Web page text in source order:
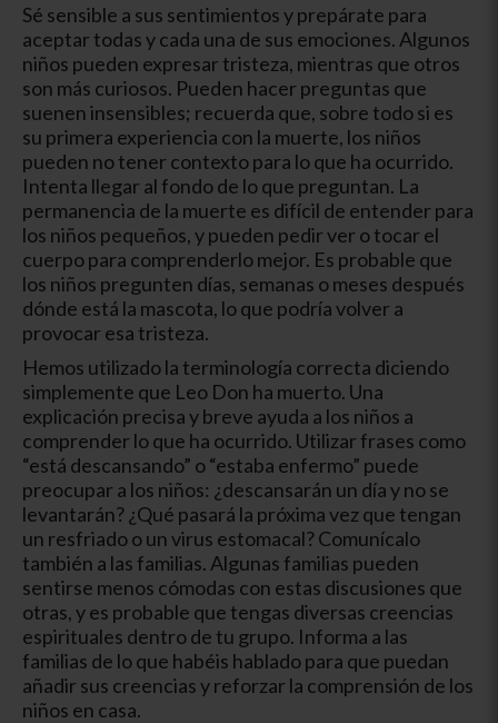
Sé sensible a sus sentimientos y prepárate para
aceptar todas y cada una de sus emociones. Algunos
niños pueden expresar tristeza, mientras que otros
son más curiosos. Pueden hacer preguntas que
suenen insensibles; recuerda que, sobre todo si es
su primera experiencia con la muerte, los niños
pueden no tener contexto para lo que ha ocurrido.
Intenta llegar al fondo de lo que preguntan. La
permanencia de la muerte es difícil de entender para
los niños pequeños, y pueden pedir ver o tocar el
cuerpo para comprenderlo mejor. Es probable que
los niños pregunten días, semanas o meses después
dónde está la mascota, lo que podría volver a
provocar esa tristeza.
Hemos utilizado la terminología correcta diciendo
simplemente que Leo Don ha muerto. Una
explicación precisa y breve ayuda a los niños a
comprender lo que ha ocurrido. Utilizar frases como
“está descansando” o “estaba enfermo” puede
preocupar a los niños: ¿descansarán un día y no se
levantarán? ¿Qué pasará la próxima vez que tengan
un resfriado o un virus estomacal? Comunícalo
también a las familias. Algunas familias pueden
sentirse menos cómodas con estas discusiones que
otras, y es probable que tengas diversas creencias
espirituales dentro de tu grupo. Informa a las
familias de lo que habéis hablado para que puedan
añadir sus creencias y reforzar la comprensión de los
niños en casa.